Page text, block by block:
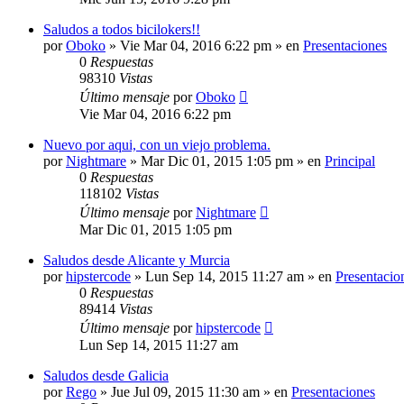
Saludos a todos bicilokers!!
porOboko » Vie Mar 04, 2016 6:22 pm » en Presentaciones
0 Respuestas
98310 Vistas
Último mensaje porOboko
Vie Mar 04, 2016 6:22 pm
Nuevo por aqui, con un viejo problema.
porNightmare » Mar Dic 01, 2015 1:05 pm » en Principal
0 Respuestas
118102 Vistas
Último mensaje porNightmare
Mar Dic 01, 2015 1:05 pm
Saludos desde Alicante y Murcia
porhipstercode » Lun Sep 14, 2015 11:27 am » en
0 Respuestas
89414 Vistas
Último mensaje porhipstercode
Lun Sep 14, 2015 11:27 am
Saludos desde Galicia
porRego » Jue Jul 09, 2015 11:30 am » en Presentaciones